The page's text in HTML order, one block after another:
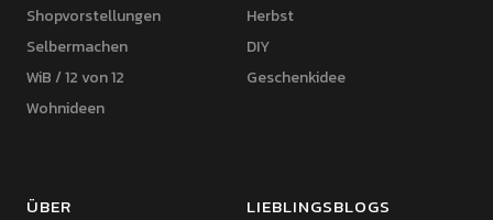
Shopvorstellungen
Selbermachen
WiB / 12 von 12
Wohnideen
Herbst
DIY
Geschenkidee
ÜBER LIEBLINGSBLOGS